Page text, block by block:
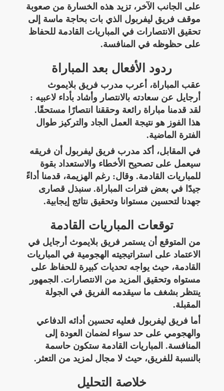
على الجانب الآخر، تزيد هذه الخسارة من صعوبة
موقف فريق ليفربول الذي بات بحاجة ماسة إلى
تحقيق الانتصارات في المباريات القادمة للحفاظ
على حظوظه في المنافسة.
ردود الأفعال بعد المباراة
عقب المباراة، أعرب مدرب فريق بلايموث
أرجايل عن سعادته بالانتصار وأشاد بأداء لاعبيه :
لقد قدمنا مباراة رائعة وحققنا انتصارًا مستحقًا.
هذا الفوز هو نتيجة العمل الجاد والتركيز طوال
الفترة الماضية.
في المقابل، أكد مدرب فريق ليفربول أن فريقه
سيعمل على تصحيح الأخطاء والاستعداد بقوة
للمباريات القادمة. وقال: رغم الهزيمة، قدمنا أداءً
جيدًا في بعض فترات المباراة. سنبذل قصارى
جهدنا لتحسين مستوانا وتحقيق نتائج إيجابية.
توقعات المباريات القادمة
من المتوقع أن يستمر فريق بلايموث أرجايل في
الاعتماد على استراتيجيته الهجومية في المباريات
القادمة، حيث يواجه تحديات كبيرة للحفاظ على
مستواه وتحقيق المزيد من الانتصارات. الجمهور
ينتظر بشغف ما سيقدمه الفريق في الجولة
المقبلة.
أما فريق ليفربول فعليه تحسين أدائه الدفاعي
والهجومي على حد سواء لضمان العودة إلى
المنافسة. المباريات القادمة ستكون حاسمة
بالنسبة للفريق، حيث لا مجال لمزيد من التعثر.
خلاصة التحليل